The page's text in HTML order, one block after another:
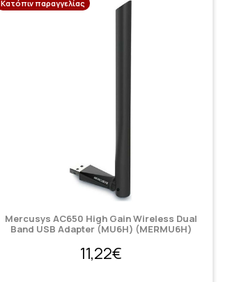
Κατόπιν παραγγελίας
Mercusys AC650 High Gain Wireless Dual
Band USB Adapter (MU6H) (MERMU6H)
11,22€